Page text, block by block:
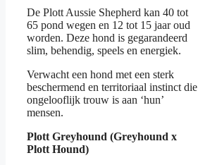
De Plott Aussie Shepherd kan 40 tot
65 pond wegen en 12 tot 15 jaar oud
worden. Deze hond is gegarandeerd
slim, behendig, speels en energiek.
Verwacht een hond met een sterk
beschermend en territoriaal instinct die
ongelooflijk trouw is aan ‘hun’
mensen.
Plott Greyhound (Greyhound x
Plott Hound)